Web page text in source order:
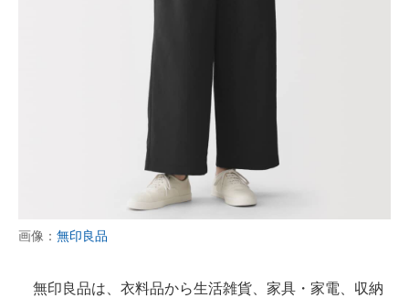
画像： 無印良品
無印良品は、衣料品から生活雑貨、家具・家電、収納